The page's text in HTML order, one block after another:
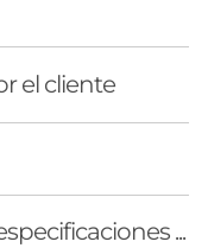
el cliente
...